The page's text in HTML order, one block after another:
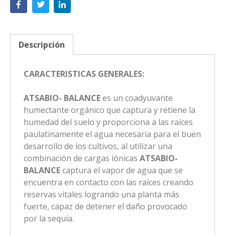
Descripción
CARACTERISTICAS GENERALES:
ATSABIO- BALANCEes un coadyuvante
humectante orgánico que captura y retiene la
humedad del suelo y proporciona a las raíces
paulatinamente el agua necesaria para el buen
desarrollo de los cultivos, al utilizar una
combinación de cargas iónicas ATSABIO-
BALANCEcaptura el vapor de agua que se
encuentra en contacto con las raíces creando
reservas vitales logrando una planta más
fuerte, capaz de detener el daño provocado
por la sequía.